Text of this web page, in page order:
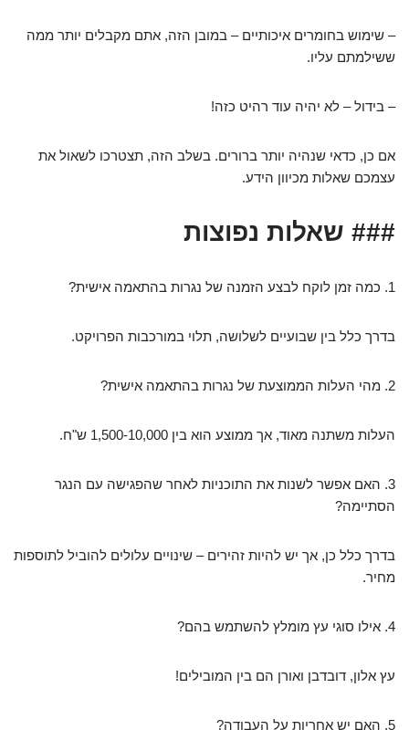
– שימוש בחומרים איכותיים – במובן הזה, אתם מקבלים יותר ממה
ששילמתם עליו.
– בידול – לא יהיה עוד רהיט כזה!
אם כן, כדאי שנהיה יותר ברורים. בשלב הזה, תצטרכו לשאול את
עצמכם שאלות מכיוון הידע.
### שאלות נפוצות
1. כמה זמן לוקח לבצע הזמנה של נגרות בהתאמה אישית?
בדרך כלל בין שבועיים לשלושה, תלוי במורכבות הפרויקט.
2. מהי העלות הממוצעת של נגרות בהתאמה אישית?
העלות משתנה מאוד, אך ממוצע הוא בין 1,500-10,000 ש"ח.
3. האם אפשר לשנות את התוכניות לאחר שהפגישה עם הנגר
הסתיימה?
בדרך כלל כן, אך יש להיות זהירים – שינויים עלולים להוביל לתוספות
מחיר.
4. אילו סוגי עץ מומלץ להשתמש בהם?
עץ אלון, דובדבן ואורן הם בין המובילים!
5. האם יש אחריות על העבודה?